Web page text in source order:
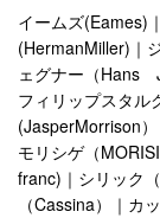
イームズ(Eames)
(HermanMiller)｜
ェグナー（Hans
フィリップスタル
(JasperMorrison
モリシゲ（
franc)｜シリック
（Cassina）｜カ